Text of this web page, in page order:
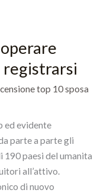
registrarsi
top 10 sposa
ed evidente
parte a parte gli
paesi del umanita
all’attivo.
di nuovo